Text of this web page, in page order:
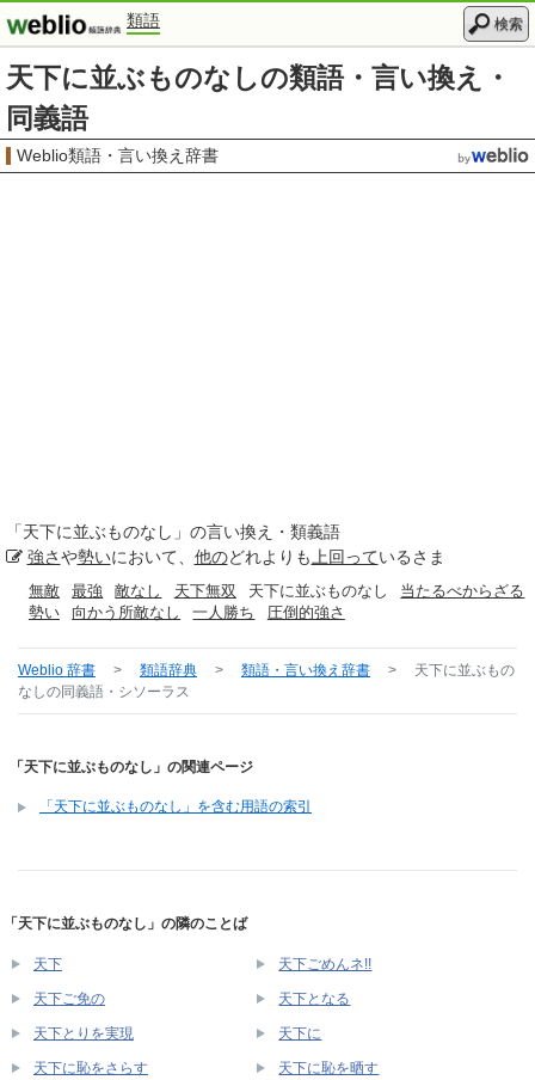
類語 検索
天下に並ぶものなしの類語・言い換え・
同義語
Weblio類語・言い換え辞書
「天下に並ぶものなし 」の言い換え・類義語
強さや勢いにおいて、 他のどれよりも 上回っているさま
無敵 最強 敵なし 天下無双 天下に並ぶものなし
当たるべからざる
勢い
向かう所敵なし 一人勝ち 圧倒的強さ
Weblio 辞書 > 類語辞典 > 類語・言い換え辞書 >
天下に並ぶもの
なしの同義語・シソーラス
「天下に並ぶものなし」の関連ページ
「天下に並ぶものなし」を含む用語の索引
「天下に並ぶものなし」の隣のことば
天下 天下ごめんネ!!
天下ご免の 天下となる
天下とりを実現 天下に
天下に恥をさらす 天下に恥を晒す